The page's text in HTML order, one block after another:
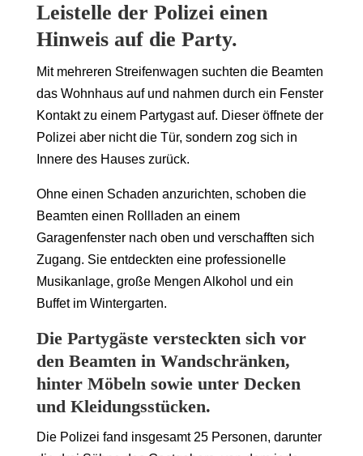
Leistelle der Polizei einen
Hinweis auf die Party.
Mit mehreren Streifenwagen suchten die Beamten
das Wohnhaus auf und nahmen durch ein Fenster
Kontakt zu einem Partygast auf. Dieser öffnete der
Polizei aber nicht die Tür, sondern zog sich in
Innere des Hauses zurück.
Ohne einen Schaden anzurichten, schoben die
Beamten einen Rollladen an einem
Garagenfenster nach oben und verschafften sich
Zugang. Sie entdeckten eine professionelle
Musikanlage, große Mengen Alkohol und ein
Buffet im Wintergarten.
Die Partygäste versteckten sich vor
den Beamten in Wandschränken,
hinter Möbeln sowie unter Decken
und Kleidungsstücken.
Die Polizei fand insgesamt 25 Personen, darunter